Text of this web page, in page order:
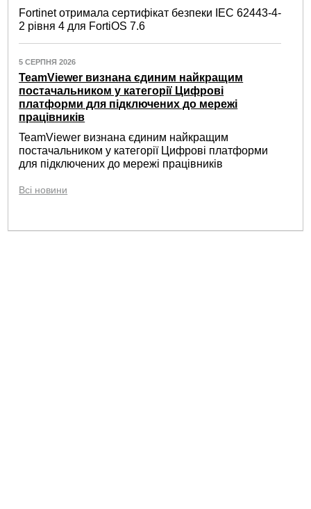
Fortinet отримала сертифікат безпеки IEC 62443-4-
2 рівня 4 для FortiOS 7.6
5 СЕРПНЯ 2026
TeamViewer визнана єдиним найкращим
постачальником у категорії Цифрові
платформи для підключених до мережі
працівників
TeamViewer визнана єдиним найкращим
постачальником у категорії Цифрові платформи
для підключених до мережі працівників
Всі новини